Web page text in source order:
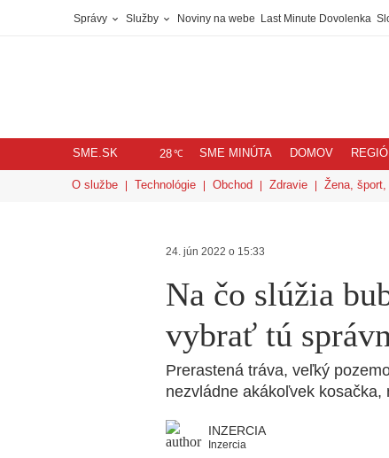
Správy Služby Noviny na webe Last Minute Dovolenka
SME.SK 28℃ SME MINÚTA DOMOV
O službe Technológie Obchod Zdravie Žena, šport,
24. jún 2022 o 15:33
Na čo slúžia
vybrať tú
Prerastená tráva, veľký
nezvládne akákoľvek
INZERCIA
Inzercia